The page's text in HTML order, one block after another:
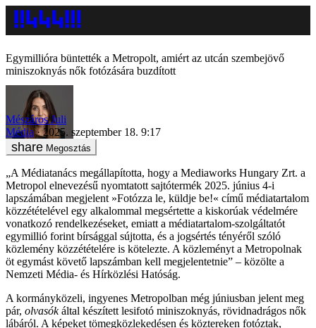
Egymillióra büntették a Metropolt, amiért az utcán szembejövő
miniszoknyás nők fotózására buzdított
Mészáros Juli
Média
2025. szeptember 18. 9:17
Megosztás
„A Médiatanács megállapította, hogy a Mediaworks Hungary Zrt. a
Metropol elnevezésű nyomtatott sajtótermék 2025. június 4-i
lapszámában megjelent »Fotózza le, küldje be!« című médiatartalom
közzétételével egy alkalommal megsértette a kiskorúak védelmére
vonatkozó rendelkezéseket, emiatt a médiatartalom-szolgáltatót
egymillió forint bírsággal sújtotta, és a jogsértés tényéről szóló
közlemény közzétételére is kötelezte. A közleményt a Metropolnak
öt egymást követő lapszámban kell megjelentetnie” – közölte a
Nemzeti Média- és Hírközlési Hatóság.
A kormányközeli, ingyenes Metropolban még júniusban jelent meg
pár, olvasókáltal készített lesifotó miniszoknyás, rövidnadrágos nők
lábáról. A képeket tömegközlekedésen és köztereken fotóztak,